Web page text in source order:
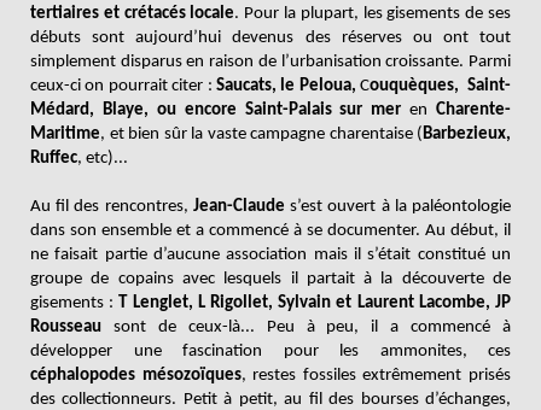
tertiaires et crétacés locale. Pour la plupart, les gisements de ses
débuts sont aujourd’hui devenus des réserves ou ont tout
simplement disparus en raison de l’urbanisation croissante. Parmi
ceux-ci on pourrait citer : Saucats, le Peloua, Couquèques, Saint-
Médard, Blaye, ou encore Saint-Palais sur mer en Charente-
Maritime, et bien sûr la vaste campagne charentaise ( Barbezieux,
Ruffec, etc)...
Au fil des rencontres, Jean-Claude s’est ouvert à la paléontologie
dans son ensemble et a commencé à se documenter. Au début, il
ne faisait partie d’aucune association mais il s’était constitué un
groupe de copains avec lesquels il partait à la découverte de
gisements :T Lenglet, L Rigollet, Sylvain et Laurent Lacombe, JP
Rousseau sont de ceux-là... Peu à peu, il a commencé à
développer une fascination pour les ammonites, ces
céphalopodes mésozoïques, restes fossiles extrêmement prisés
des collectionneurs. Petit à petit, au fil des bourses d’échanges,